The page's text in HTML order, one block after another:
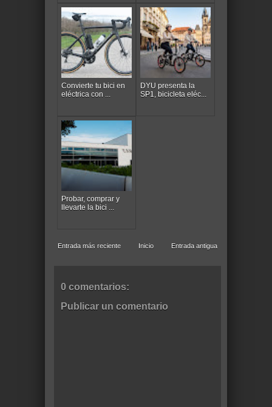
Convierte tu bici en
eléctrica con ...
DYU presenta la
SP1, bicicleta eléc...
Probar, comprar y
llevarte la bici ...
Entrada más reciente Entrada antigua
Inicio
0 comentarios:
Publicar un comentario